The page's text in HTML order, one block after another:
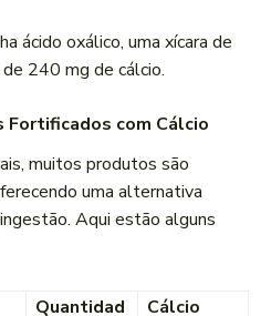
ácido oxálico, uma xícara de
240 mg de cálcio.
com Cálcio
muitos produtos são
uma alternativa
Aqui estão alguns
Quantidad Cálcio